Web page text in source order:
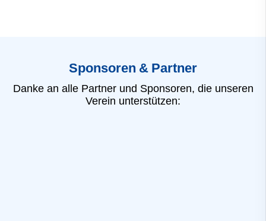
Sponsoren & Partner
Danke an alle Partner und Sponsoren, die unseren
Verein unterstützen: